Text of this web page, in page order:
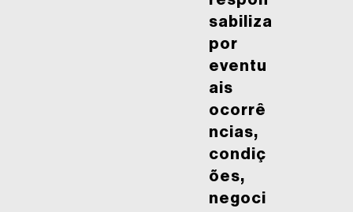
sabiliza
por
eventu
ais
ocorrê
ncias,
condiç
ões,
negoci